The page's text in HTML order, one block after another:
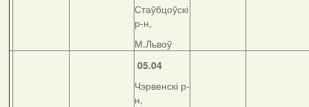
Стаўбцоўскі
р-н,
М.Львоў
05.04
Чэрвенскі р-
н,